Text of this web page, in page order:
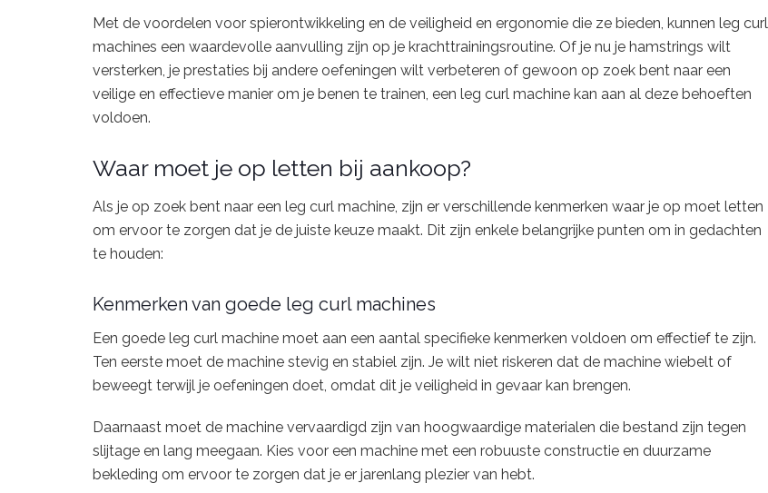
Met de voordelen voor spierontwikkeling en de veiligheid en ergonomie die ze bieden, kunnen leg curl
machines een waardevolle aanvulling zijn op je krachttrainingsroutine. Of je nu je hamstrings wilt
versterken, je prestaties bij andere oefeningen wilt verbeteren of gewoon op zoek bent naar een
veilige en effectieve manier om je benen te trainen, een leg curl machine kan aan al deze behoeften
voldoen.
Waar moet je op letten bij aankoop?
Als je op zoek bent naar een leg curl machine, zijn er verschillende kenmerken waar je op moet letten
om ervoor te zorgen dat je de juiste keuze maakt. Dit zijn enkele belangrijke punten om in gedachten
te houden:
Kenmerken van goede leg curl machines
Een goede leg curl machine moet aan een aantal specifieke kenmerken voldoen om effectief te zijn.
Ten eerste moet de machine stevig en stabiel zijn. Je wilt niet riskeren dat de machine wiebelt of
beweegt terwijl je oefeningen doet, omdat dit je veiligheid in gevaar kan brengen.
Daarnaast moet de machine vervaardigd zijn van hoogwaardige materialen die bestand zijn tegen
slijtage en lang meegaan. Kies voor een machine met een robuuste constructie en duurzame
bekleding om ervoor te zorgen dat je er jarenlang plezier van hebt.